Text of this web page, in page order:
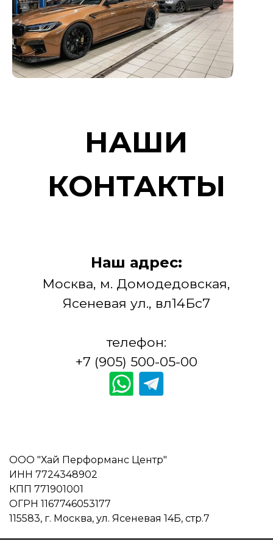
НАШИ
КОНТАКТЫ
Наш адрес:
Москва, м. Домодедовская,
Ясеневая ул., вл14Бс7
телефон:
+7 (905) 500-05-00
ООО "Хай Перформанс Центр"
ИНН 7724348902
КПП 771901001
ОГРН 1167746053177
115583, г. Москва, ул. Ясеневая 14Б, стр.7